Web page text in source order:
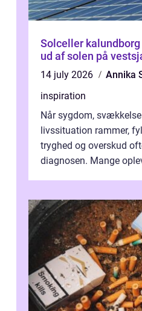
Solceller kalundborg sådan får du mest
ud af solen på
14 july 2026
Annika
inspiration
Når sygdom,
livssituation rammer,
tryghed og overskud
diagnosen. Mange